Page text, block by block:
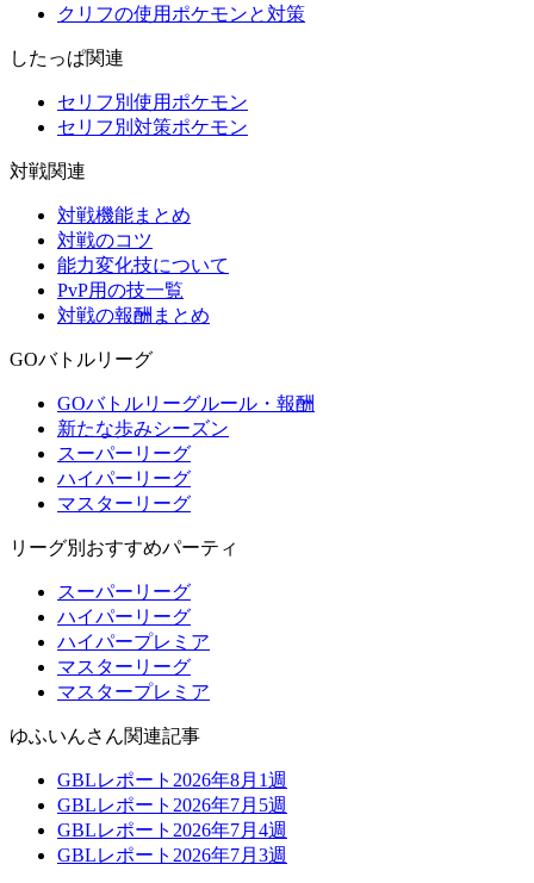
クリフの使用ポケモンと対策
したっぱ関連
セリフ別使用ポケモン
セリフ別対策ポケモン
対戦関連
対戦機能まとめ
対戦のコツ
能力変化技について
PvP用の技一覧
対戦の報酬まとめ
GOバトルリーグ
GOバトルリーグルール・報酬
新たな歩みシーズン
スーパーリーグ
ハイパーリーグ
マスターリーグ
リーグ別おすすめパーティ
スーパーリーグ
ハイパーリーグ
ハイパープレミア
マスターリーグ
マスタープレミア
ゆふいんさん関連記事
GBLレポート2026年8月1週
GBLレポート2026年7月5週
GBLレポート2026年7月4週
GBLレポート2026年7月3週